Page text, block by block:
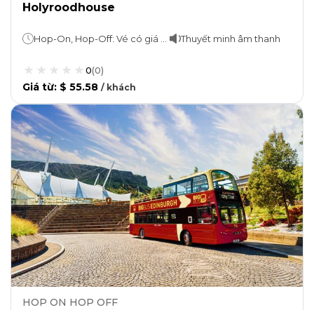
Holyroodhouse
Thuyết minh âm thanh
0(0)
Giá từ: $ 55.58 / khách
HOP ON HOP OFF